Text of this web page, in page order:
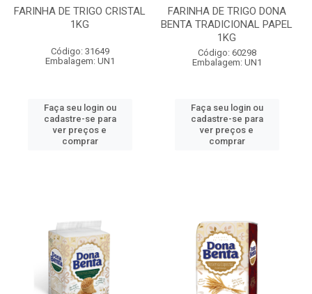
FARINHA DE TRIGO CRISTAL
1KG
Código: 31649
Embalagem: UN1
Faça seu login ou
cadastre-se para
ver preços e
comprar
FARINHA DE TRIGO DONA
BENTA TRADICIONAL PAPEL
1KG
Código: 60298
Embalagem: UN1
Faça seu login ou
cadastre-se para
ver preços e
comprar